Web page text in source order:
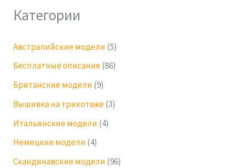
Категории
Австралийские модели (5)
Бесплатные описания (86)
Британские модели (9)
Вышивка на трикотаже(3)
Итальянские модели (4)
Немецкие модели (4)
Скандинавские модели (96)